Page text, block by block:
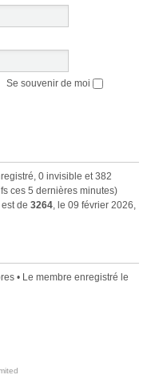
Se souvenir de moi
0 invisible et 382
ces 5 dernières minutes)
de 3264, le 09 février 2026,
• Le membre enregistré le